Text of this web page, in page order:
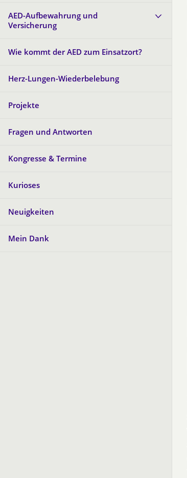
AED-Aufbewahrung und
Versicherung
Wie kommt der AED zum Einsatzort?
Herz-Lungen-Wiederbelebung
Projekte
Fragen und Antworten
Kongresse & Termine
Kurioses
Neuigkeiten
Mein Dank